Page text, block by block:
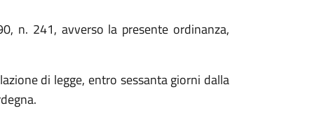
n. 241, avverso la presente ordinanza,
di legge, entro sessanta giorni dalla